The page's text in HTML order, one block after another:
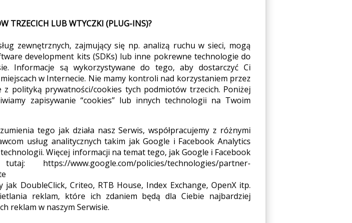
TRZECICH LUB WTYCZKI (PLUG-INS)?
zewnętrznych, zajmujący się np. analizą ruchu w sieci, mogą
development kits (SDKs) lub inne pokrewne technologie do
Informacje są wykorzystywane do tego, aby dostarczyć Ci
w Internecie. Nie mamy kontroli nad korzystaniem przez
polityką prywatności/cookies tych podmiotów trzecich. Poniżej
zapisywanie “cookies” lub innych technologii na Twoim
tego jak działa nasz Serwis, współpracujemy z różnymi
usług analitycznych takim jak Google i Facebook Analytics
Więcej informacji na temat tego, jak Google i Facebook
www.google.com/policies/technologies/partner-
DoubleClick, Criteo, RTB House, Index Exchange, OpenX itp.
reklam, które ich zdaniem będą dla Ciebie najbardziej
reklam w naszym Serwisie.